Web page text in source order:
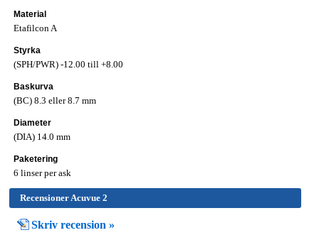
Material
Etafilcon A
Styrka
(SPH/PWR) -12.00 till +8.00
Baskurva
(BC) 8.3 eller 8.7 mm
Diameter
(DIA) 14.0 mm
Paketering
6 linser per ask
Recensioner Acuvue 2
Skriv recension »